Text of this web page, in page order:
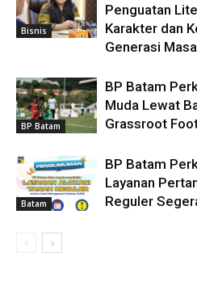
Bisnis
Penguatan
Karakter dan
Generasi
BP Batam
BP Batam
Muda Lewat
Grassroot
Batam
BP Batam
Layanan
Reguler